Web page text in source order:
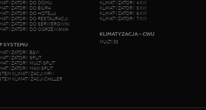
DO DOMU
DO BIURA
DO HOTELU
DO RESTAURACJI
DO SERWEROWNI
DO OGRZEWANIA
SYSTEMU
B&W
SPLIT
MULTI SPLIT
MAXI SPLIT
KLIMATYZACJI MRV
KLIMATYZACJI CHILLER
KLIMATYZATORY 4 KW
KLIMATYZATORY 5 KW
KLIMATYZATORY 6 KW
KLIMATYZATORY 7 KW
KLIMATYZACJA – CWU
MULTI 3S